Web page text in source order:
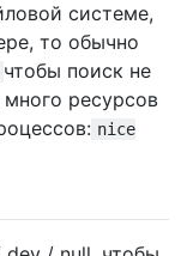
системе,
то обычно
чтобы поиск не
ресурсов
nice